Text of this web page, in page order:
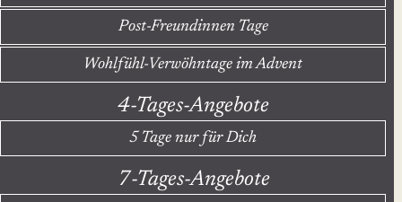
Post-Freundinnen Tage
Wohlfühl-Verwöhntage im Advent
4-Tages-Angebote
5 Tage nur für Dich
7-Tages-Angebote